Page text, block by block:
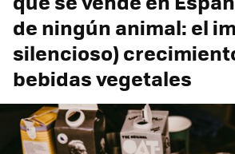
de ningún animal: el
silencioso)
bebidas vegetales